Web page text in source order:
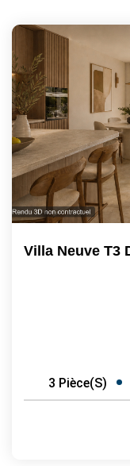
3 Pièce(s)